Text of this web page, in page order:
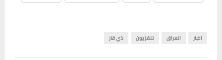
اخبار العراق تلفزيون ذي قار